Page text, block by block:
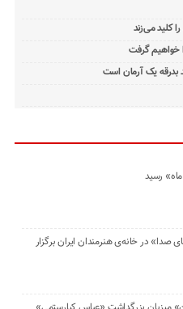
کلید می‌زند
خواهیم گرفت
بدرقه یک آرمان است
صدا» در خانه‌ی هنرمندان ایران برگزار